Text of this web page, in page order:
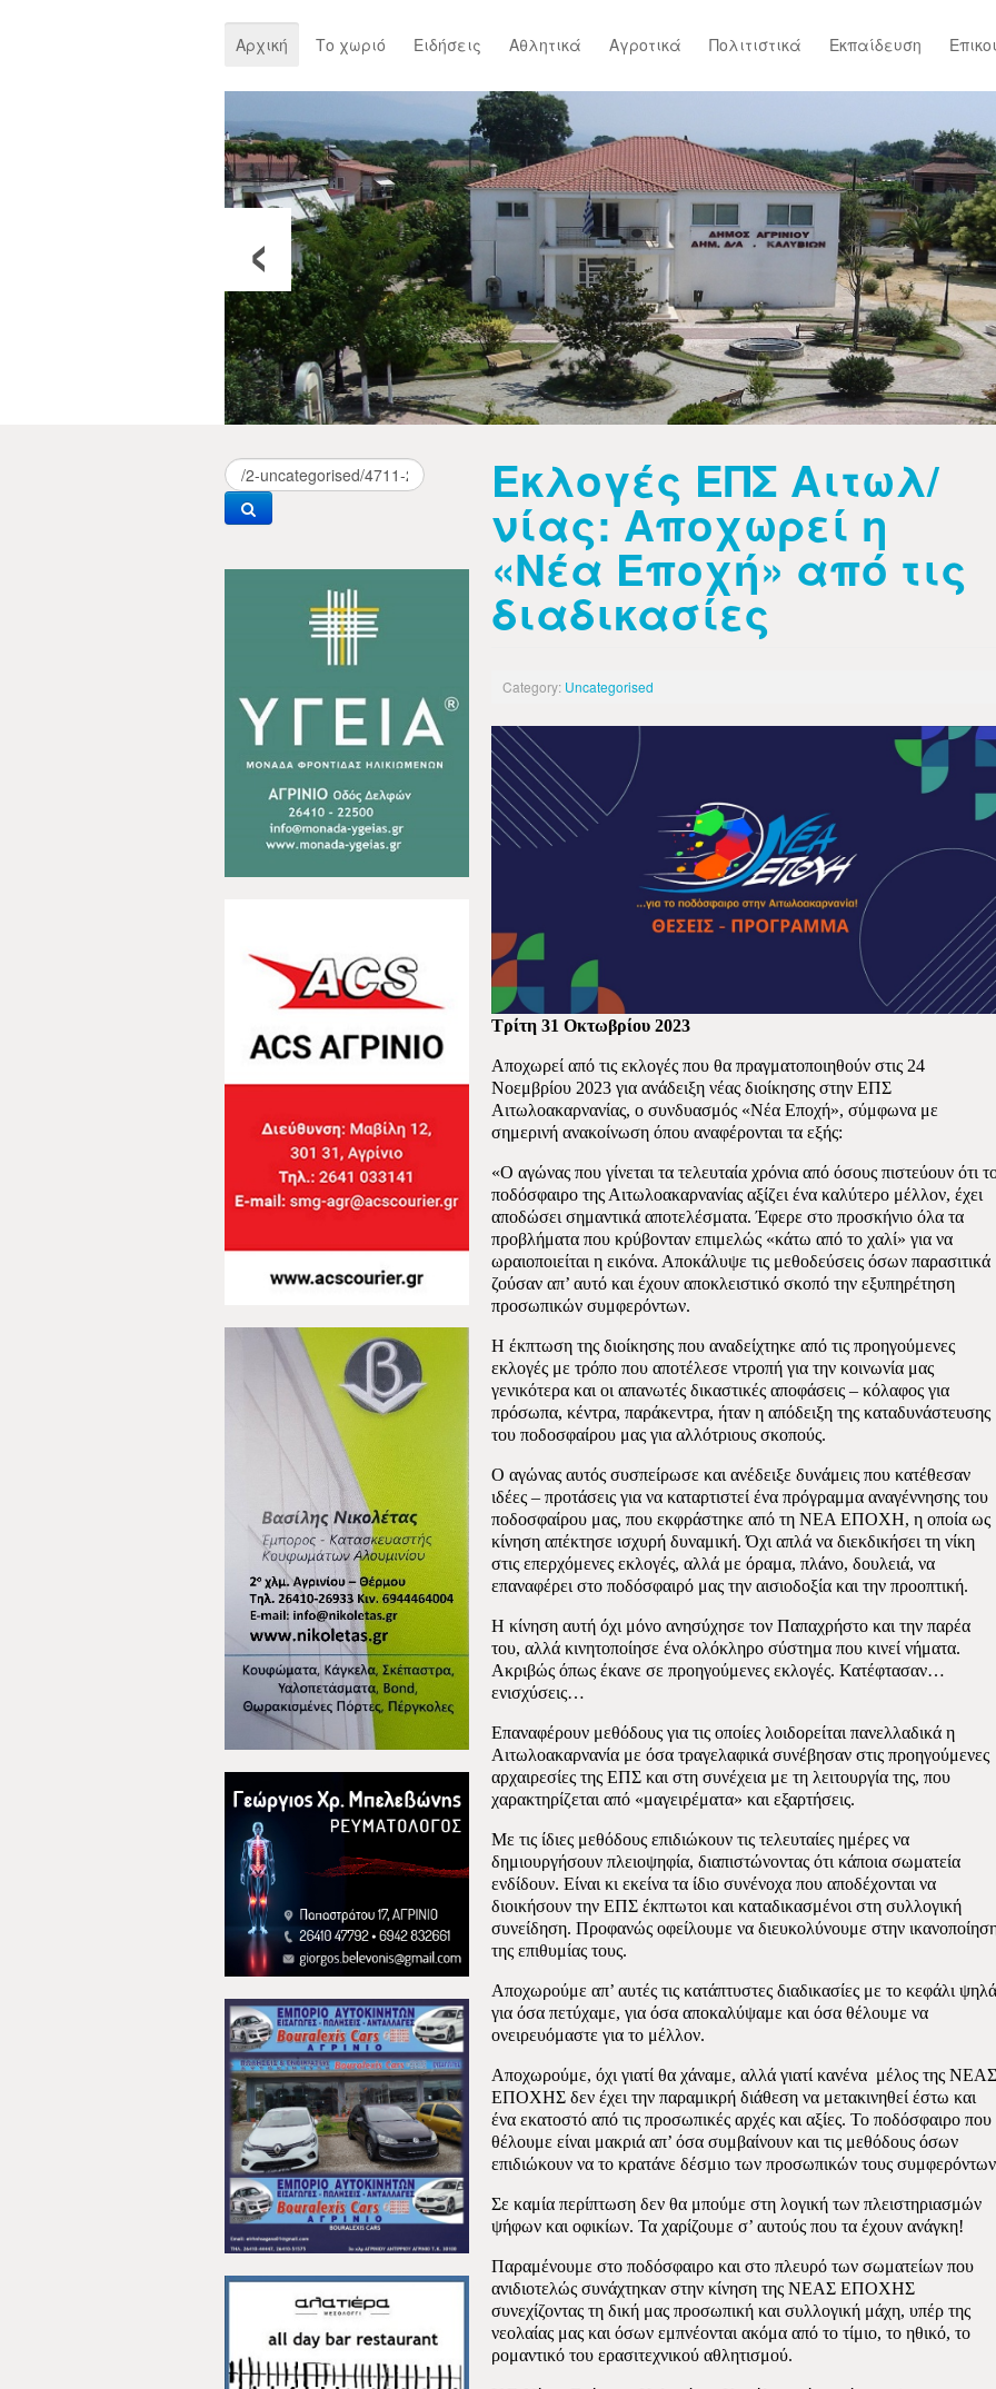
Αρχική Το χωριό Ειδήσεις Αθλητικά Αγροτικά Πολιτιστικά Εκπαίδευση
‹
Εκλογές ΕΠΣ Αιτωλ/
νίας: Αποχωρεί η
«Νέα Εποχή» από τις
διαδικασίες
Category: Uncategorised
Τρίτη 31 Οκτωβρίου 2023
Αποχωρεί από τις εκλογές που θα πραγματοποιηθούν στις 24
Νοεμβρίου 2023 για ανάδειξη νέας διοίκησης στην ΕΠΣ
Αιτωλοακαρνανίας, ο συνδυασμός «Νέα Εποχή», σύμφωνα με
σημερινή ανακοίνωση όπου αναφέρονται τα εξής:
«Ο αγώνας που γίνεται τα τελευταία χρόνια από όσους πιστεύουν ότι
ποδόσφαιρο της Αιτωλοακαρνανίας αξίζει ένα καλύτερο μέλλον, έχει
αποδώσει σημαντικά αποτελέσματα. Έφερε στο προσκήνιο όλα τα
προβλήματα που κρύβονταν επιμελώς «κάτω από το χαλί» για να
ωραιοποιείται η εικόνα. Αποκάλυψε τις μεθοδεύσεις όσων παρασιτικά
ζούσαν απ’ αυτό και έχουν αποκλειστικό σκοπό την εξυπηρέτηση
προσωπικών συμφερόντων.
Η έκπτωση της διοίκησης που αναδείχτηκε από τις προηγούμενες
εκλογές με τρόπο που αποτέλεσε ντροπή για την κοινωνία μας
γενικότερα και οι απανωτές δικαστικές αποφάσεις – κόλαφος για
πρόσωπα, κέντρα, παράκεντρα, ήταν η απόδειξη της καταδυνάστευσης
του ποδοσφαίρου μας για αλλότριους σκοπούς.
Ο αγώνας αυτός συσπείρωσε και ανέδειξε δυνάμεις που κατέθεσαν
ιδέες – προτάσεις για να καταρτιστεί ένα πρόγραμμα αναγέννησης του
ποδοσφαίρου μας, που εκφράστηκε από τη ΝΕΑ ΕΠΟΧΗ, η οποία ως
κίνηση απέκτησε ισχυρή δυναμική. Όχι απλά να διεκδικήσει τη νίκη
στις επερχόμενες εκλογές, αλλά με όραμα, πλάνο, δουλειά, να
επαναφέρει στο ποδόσφαιρό μας την αισιοδοξία και την προοπτική.
Η κίνηση αυτή όχι μόνο ανησύχησε τον Παπαχρήστο και την παρέα
του, αλλά κινητοποίησε ένα ολόκληρο σύστημα που κινεί νήματα.
Ακριβώς όπως έκανε σε προηγούμενες εκλογές. Κατέφτασαν…
ενισχύσεις…
Επαναφέρουν μεθόδους για τις οποίες λοιδορείται πανελλαδικά η
Αιτωλοακαρνανία με όσα τραγελαφικά συνέβησαν στις προηγούμενες
αρχαιρεσίες της ΕΠΣ και στη συνέχεια με τη λειτουργία της, που
χαρακτηρίζεται από «μαγειρέματα» και εξαρτήσεις.
Με τις ίδιες μεθόδους επιδιώκουν τις τελευταίες ημέρες να
δημιουργήσουν πλειοψηφία, διαπιστώνοντας ότι κάποια σωματεία
ενδίδουν. Είναι κι εκείνα τα ίδιο συνένοχα που αποδέχονται να
διοικήσουν την ΕΠΣ έκπτωτοι και καταδικασμένοι στη συλλογική
συνείδηση. Προφανώς οφείλουμε να διευκολύνουμε στην
της επιθυμίας τους.
Αποχωρούμε απ’ αυτές τις κατάπτυστες διαδικασίες με το κεφάλι ψηλά
για όσα πετύχαμε, για όσα αποκαλύψαμε και όσα θέλουμε να
ονειρευόμαστε για το μέλλον.
Αποχωρούμε, όχι γιατί θα χάναμε, αλλά γιατί κανένα μέλος της ΝΕΑΣ
ΕΠΟΧΗΣ δεν έχει την παραμικρή διάθεση να μετακινηθεί έστω και
ένα εκατοστό από τις προσωπικές αρχές και αξίες. Το ποδόσφαιρο που
θέλουμε είναι μακριά απ’ όσα συμβαίνουν και τις μεθόδους όσων
επιδιώκουν να το κρατάνε δέσμιο των προσωπικών τους
Σε καμία περίπτωση δεν θα μπούμε στη λογική των πλειστηριασμών
ψήφων και οφικίων. Τα χαρίζουμε σ’ αυτούς που τα έχουν ανάγκη!
Παραμένουμε στο ποδόσφαιρο και στο πλευρό των σωματείων που
ανιδιοτελώς συνάχτηκαν στην κίνηση της ΝΕΑΣ ΕΠΟΧΗΣ
συνεχίζοντας τη δική μας προσωπική και συλλογική μάχη, υπέρ της
νεολαίας μας και όσων εμπνέονται ακόμα από το τίμιο, το ηθικό, το
ρομαντικό του ερασιτεχνικού αθλητισμού.